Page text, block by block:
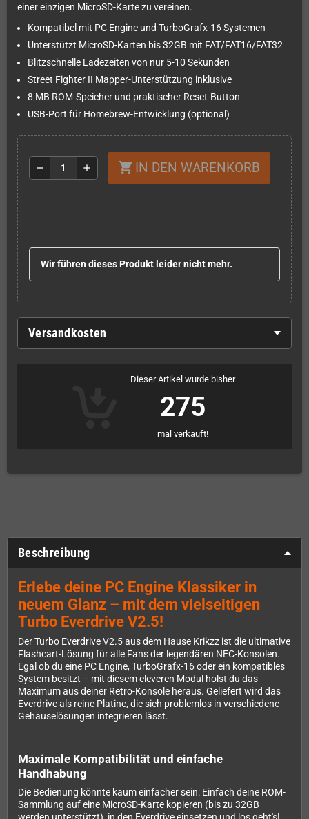
einer einzigen MicroSD-Karte zu vereinen.
Kompatibel mit PC Engine und TurboGrafx-16 Systemen
Unterstützt MicroSD-Karten bis 32GB mit FAT/FAT16/FAT32
Blitzschnelle Ladezeiten von nur 5-10 Sekunden
Street Fighter II Mapper-Unterstützung inklusive
8 MB ROM-Speicher und praktischer Reset-Button
USB-Port für Homebrew-Entwicklung (optional)
remove add shopping_cart IN DEN WARENKORB
Wir führen dieses Produkt leider nicht mehr.
Versandkosten
Dieser Artikel wurde bisher
275
mal verkauft!
Beschreibung
Erlebe deine PC Engine Klassiker in
neuem Glanz – mit dem vielseitigen
Turbo Everdrive V2.5!
Der Turbo Everdrive V2.5 aus dem Hause Krikzz ist die ultimative
Flashcart-Lösung für alle Fans der legendären NEC-Konsolen.
Egal ob du eine PC Engine, TurboGrafx-16 oder ein kompatibles
System besitzt – mit diesem cleveren Modul holst du das
Maximum aus deiner Retro-Konsole heraus. Geliefert wird das
Everdrive als reine Platine, die sich problemlos in verschiedene
Gehäuselösungen integrieren lässt.
Maximale Kompatibilität und einfache
Handhabung
Die Bedienung könnte kaum einfacher sein: Einfach deine ROM-
Sammlung auf eine MicroSD-Karte kopieren (bis zu 32GB